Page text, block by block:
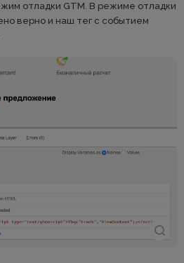
отладки GTM. В режиме отладки
верно и наш тег с событием